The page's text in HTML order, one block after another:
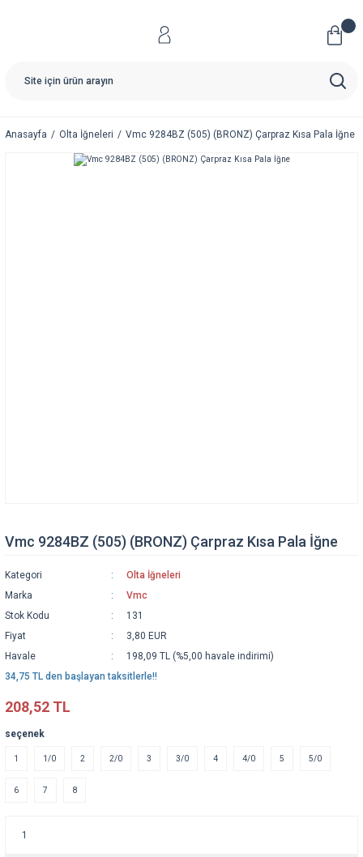
Anasayfa Olta İğneleri Vmc 9284BZ (505) (BRONZ) Çarpraz Kısa Pala İğne
Vmc 9284BZ (505) (BRONZ) Çarpraz Kısa Pala İğne
Kategori
Olta İğneleri
Marka
Vmc
Stok Kodu
131
Fiyat
3,80 EUR
Havale
198,09 TL (%5,00 havale indirimi)
34,75 TL den başlayan taksitlerle!!
208,52 TL
seçenek
1 1/0 2 2/0 3 3/0 4 4/0 5 5/0
6 7 8